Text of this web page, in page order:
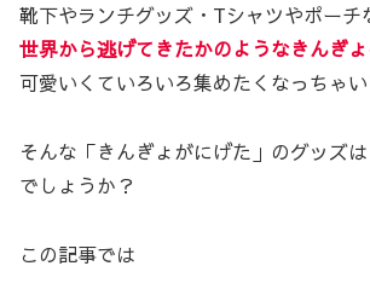
靴下やランチグッズ・Tシャツやポーチ
世界から逃げてきたかのようなきんぎ
可愛いくていろいろ集めたくなっちゃい
そんな「きんぎょがにげた」のグッズ
でしょうか？
この記事では